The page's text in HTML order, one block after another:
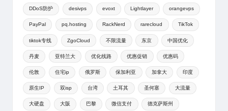
DDoS防护 desivps evoxt Lightlayer orangevps
PayPal pq.hosting RackNerd rarecloud TikTok
tiktok专线 ZgoCloud 不限流量 东京 中国优化
丹麦 亚特兰大 优化线路 优惠促销 优惠码
伦敦 住宅ip 俄罗斯 保加利亚 加拿大 印度
原生IP 双isp 台湾 土耳其 圣何塞 大流量
大硬盘 大阪 巴黎 微信支付 德克萨斯州